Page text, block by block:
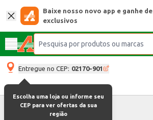
Baixe nosso novo app e ganhe
exclusivos
Entregue no CEP: 02170-901
Escolha uma loja ou informe seu
CEP para ver ofertas da sua
região
Atendimento